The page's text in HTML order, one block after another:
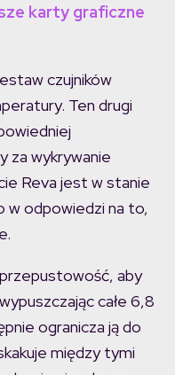
karty graficzne
czujników
Ten drugi
za wykrywanie
Reva jest w stanie
w odpowiedzi na to,
aby
całe 6,8
ogranicza ją do
między tymi